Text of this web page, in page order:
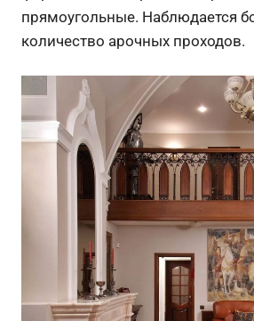
прямоугольные. Наблюдается
количество арочных проходов.